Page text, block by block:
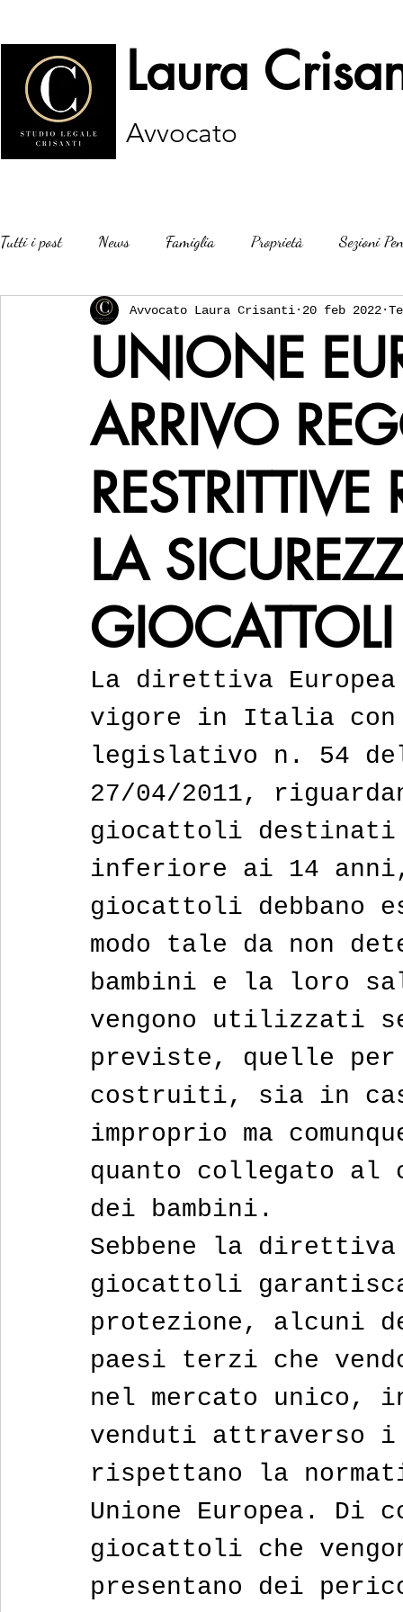
Laura
Avvocato
Tutti i post News Famiglia Proprietà Sezioni
UNIONE
ARRIVO
LA
GIOCATTOLI
Avvocato Laura Crisanti 20 feb 2022
La direttiva
vigore in Italia
legislativo n. 54
27/04/2011,
giocattoli
inferiore ai 14
giocattoli debbano
modo tale da non
bambini e la loro
vengono utilizzati
previste, quelle
costruiti, sia in
improprio ma
quanto collegato al
dei bambini.
Sebbene la
giocattoli
protezione, alcuni
paesi terzi che
nel mercato
venduti attraverso
rispettano la
Unione Europea. Di
giocattoli che
presentano dei